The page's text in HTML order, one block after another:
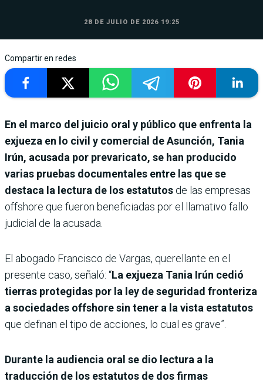
28 DE JULIO DE 2026 19:25
Compartir en redes
En el marco del juicio oral y público que enfrenta la
exjueza en lo civil y comercial de Asunción, Tania
Irún, acusada por prevaricato, se han producido
varias pruebas documentales entre las que se
destaca la lectura de los estatutos de las empresas
offshore que fueron beneficiadas por el llamativo fallo
judicial de la acusada.
El abogado Francisco de Vargas, querellante en el
presente caso, señaló: “La exjueza Tania Irún cedió
tierras protegidas por la ley de seguridad fronteriza
a sociedades offshore sin tener a la vista estatutos
que definan el tipo de acciones, lo cual es grave”.
Durante la audiencia oral se dio lectura a la
traducción de los estatutos de dos firmas